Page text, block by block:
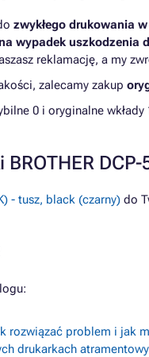
zwykłego drukowania
wypadek uszkodzenia
reklamację, a my
zalecamy zakup
0 i oryginalne wkłady
DCP-
- tusz, black (czarny) do
rozwiązać problem i jak
drukarkach